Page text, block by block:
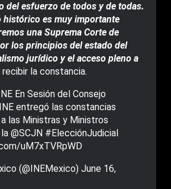
del esfuerzo de todos y de todas.
histórico es muy importante
una Suprema Corte de
los principios del estado del
jurídico y el acceso pleno a
recibir la constancia.
En Sesión del Consejo
entregó las constancias
las Ministras y Ministros
@SCJN #ElecciónJudicial
uM7xTVRpWD
(@INEMexico) June 16,